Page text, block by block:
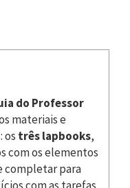
do Professor
materiais e
os três lapbooks,
com os elementos
completar para
com as tarefas